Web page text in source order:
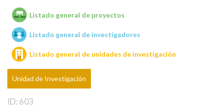
Unidades de investigación
Listado general de proyectos
Listado general de investigadores
Listado general de unidades de investigación
Unidad de Investigación
ID: 603